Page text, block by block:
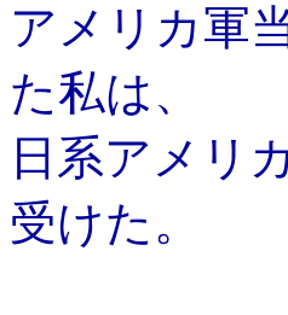
アメリカ軍
た私は、
日系アメリ
受けた。